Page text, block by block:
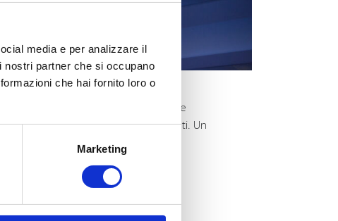
media e per analizzare il
partner che si occupano
che hai fornito loro o
Marketing
di aggiornare e migliorare le proprie
considerati tutti i servizi coinvolti. Un
consolidare relazioni, attrarre